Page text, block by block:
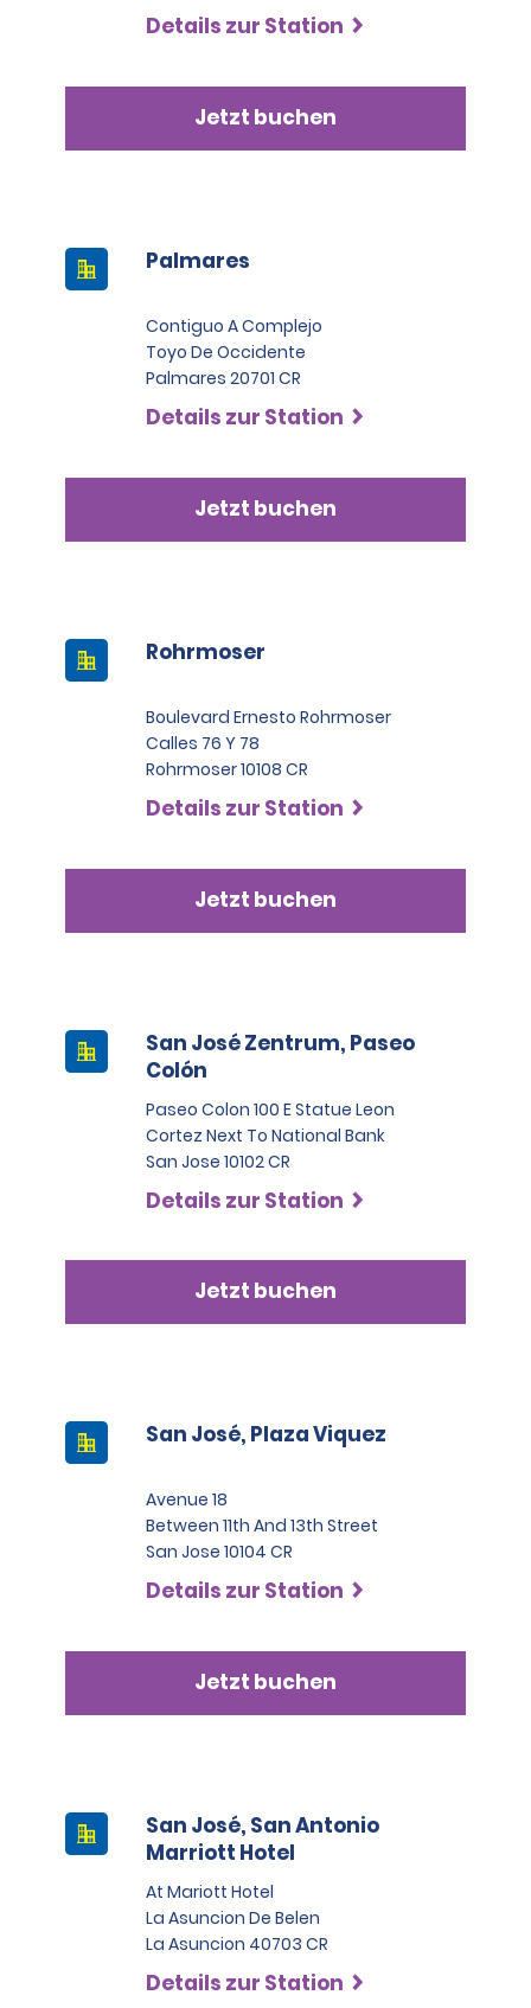
Details zur Station
Jetzt buchen
Palmares
Contiguo A Complejo
Toyo De Occidente
Palmares 20701 CR
Details zur Station
Jetzt buchen
Rohrmoser
Boulevard Ernesto Rohrmoser
Calles 76 Y 78
Rohrmoser 10108 CR
Details zur Station
Jetzt buchen
San José Zentrum, Paseo
Colón
Paseo Colon 100 E Statue Leon
Cortez Next To National Bank
San Jose 10102 CR
Details zur Station
Jetzt buchen
San José, Plaza Viquez
Avenue 18
Between 11th And 13th Street
San Jose 10104 CR
Details zur Station
Jetzt buchen
San José, San Antonio
Marriott Hotel
At Mariott Hotel
La Asuncion De Belen
La Asuncion 40703 CR
Details zur Station